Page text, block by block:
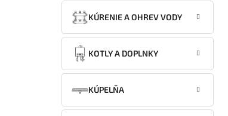
KÚRENIE A OHREV VODY
KOTLY A DOPLNKY
KÚPELŇA